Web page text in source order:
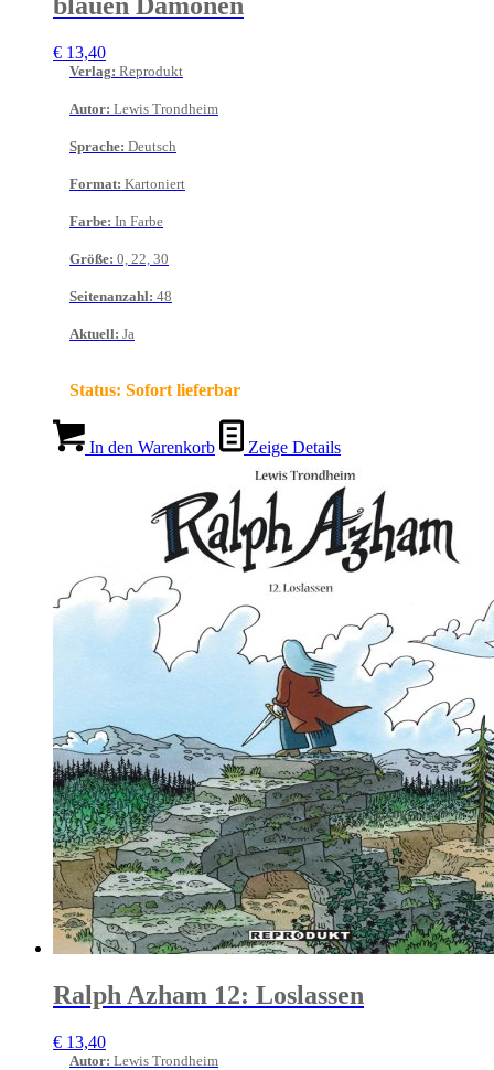
€ 13,40
Verlag: Reprodukt
Autor: Lewis Trondheim
Sprache: Deutsch
Format: Kartoniert
Farbe: In Farbe
Größe: 0, 22, 30
Seitenanzahl: 48
Aktuell: Ja
Status: Sofort lieferbar
In den Warenkorb Zeige Details
Ralph Azham 12: Loslassen
€ 13,40
Autor: Lewis Trondheim